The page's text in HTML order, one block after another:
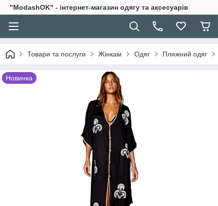
"ModashOK" - інтернет-магазин одягу та аксесуарів
Товари та послуги Жінкам Одяг Пляжний одяг
Новинка